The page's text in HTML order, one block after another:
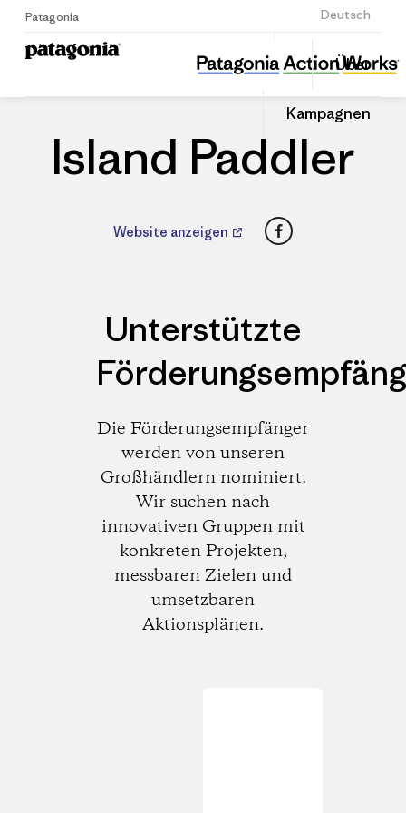
Patagonia Deutsch
Anmelden
Über
Kampagnen
Island Paddler
Diesen
Beitrag
Auf
teilen
Island Paddler
Website anzeigen Facebook
Unterstützte
Die Förderungsempfänger
werden von unseren
Großhändlern nominiert.
Wir suchen nach
innovativen Gruppen mit
konkreten Projekten,
messbaren Zielen und
umsetzbaren
Aktionsplänen.